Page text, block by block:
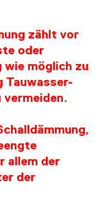
zählt vor
oder
wie möglich zu
Tauwasser-
vermeiden.
allem der
der